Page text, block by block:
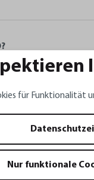
DUSTO und wie
für Funktionalität
Nur funktionale